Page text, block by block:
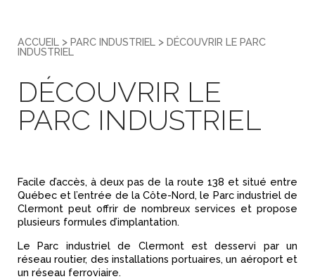
ACCUEIL > PARC INDUSTRIEL > DÉCOUVRIR LE PARC
INDUSTRIEL
DÉCOUVRIR LE
PARC INDUSTRIEL
Facile d’accès, à deux pas de la route 138 et situé entre
Québec et l’entrée de la Côte-Nord, le Parc industriel de
Clermont peut offrir de nombreux services et propose
plusieurs formules d’implantation.
Le Parc industriel de Clermont est desservi par un
réseau routier, des installations portuaires, un aéroport et
un réseau ferroviaire.